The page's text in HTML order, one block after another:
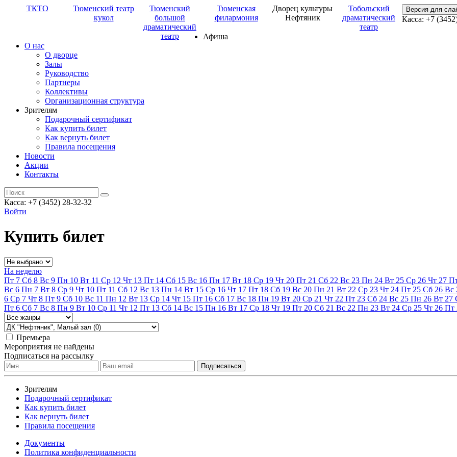
ТКТО
Тюменский театр
кукол
Тюменский
большой
драматический
театр
Тюменская
филармония
Дворец культуры
Нефтяник
Тобольский
драматический
театр
Версия для
Касса: +7
Афиша
О нас
О дворце
Залы
Руководство
Партнеры
Коллективы
Организационная структура
Зрителям
Подарочный сертификат
Как купить билет
Как вернуть билет
Правила посещения
Новости
Акции
Контакты
Касса: +7 (3452) 28-32-32
Войти
Купить билет
На неделю
Пт 7 Сб 8 Вс 9 Пн 10 Вт 11 Ср 12 Чт 13 Пт 14 Сб 15 Вс 16 Пн 17 Вт 18 Ср 19 Чт 20 Пт 21 Сб 22 Вс 23 Пн 24 Вт 25 Ср 26 Чт 27
Вс 6 Пн 7 Вт 8 Ср 9 Чт 10 Пт 11 Сб 12 Вс 13 Пн 14 Вт 15 Ср 16 Чт 17 Пт 18 Сб 19 Вс 20 Пн 21 Вт 22 Ср 23 Чт 24 Пт 25 Сб 26 Вс
6 Ср 7 Чт 8 Пт 9 Сб 10 Вс 11 Пн 12 Вт 13 Ср 14 Чт 15 Пт 16 Сб 17 Вс 18 Пн 19 Вт 20 Ср 21 Чт 22 Пт 23 Сб 24 Вс 25 Пн 26 Вт 27
Пт 6 Сб 7 Вс 8 Пн 9 Вт 10 Ср 11 Чт 12 Пт 13 Сб 14 Вс 15 Пн 16 Вт 17 Ср 18 Чт 19 Пт 20 Сб 21 Вс 22 Пн 23 Вт 24 Ср 25 Чт 26 Пт
Премьера
Мероприятия не найдены
Подписаться на рассылку
Зрителям
Подарочный сертификат
Как купить билет
Как вернуть билет
Правила посещения
Документы
Политика конфиденциальности